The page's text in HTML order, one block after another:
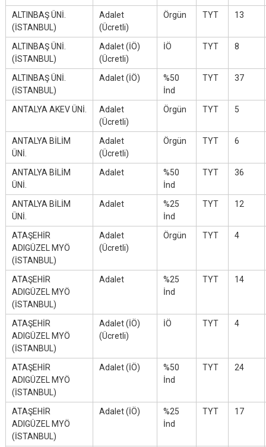
ALTINBAŞ ÜNİ.
(İSTANBUL)
Adalet
(Ücretli)
Örgün TYT 13
ALTINBAŞ ÜNİ.
(İSTANBUL)
Adalet (İÖ)
(Ücretli)
İÖ TYT 8
ALTINBAŞ ÜNİ.
(İSTANBUL)
Adalet (İÖ)
%50
İnd
TYT 37
ANTALYA AKEV ÜNİ.
Adalet
(Ücretli)
Örgün TYT 5
ANTALYA BİLİM
ÜNİ.
Adalet
(Ücretli)
Örgün TYT 6
ANTALYA BİLİM
ÜNİ.
Adalet
%50
İnd
TYT 36
ANTALYA BİLİM
ÜNİ.
Adalet
%25
İnd
TYT 12
ATAŞEHİR
ADIGÜZEL MYÖ
(İSTANBUL)
Adalet
(Ücretli)
Örgün TYT 4
ATAŞEHİR
ADIGÜZEL MYÖ
(İSTANBUL)
Adalet
%25
İnd
TYT 14
ATAŞEHİR
ADIGÜZEL MYÖ
(İSTANBUL)
Adalet (İÖ)
(Ücretli)
İÖ TYT 4
ATAŞEHİR
ADIGÜZEL MYÖ
(İSTANBUL)
Adalet (İÖ)
%50
İnd
TYT 24
ATAŞEHİR
ADIGÜZEL MYÖ
(İSTANBUL)
Adalet (İÖ)
%25
İnd
TYT 17